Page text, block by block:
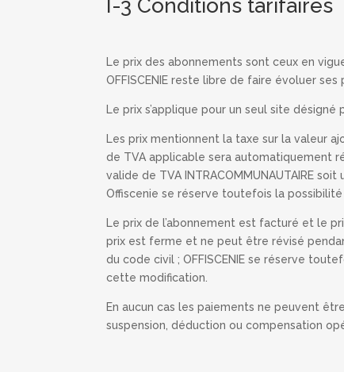
I-3 Conditions tarifaires
Le prix des abonnements sont ceux en
OFFISCENIE reste libre de faire évoluer ses
Le prix s’applique pour un seul site désigné
Les prix mentionnent la taxe sur la valeur
de TVA applicable sera automatiquement
valide de TVA INTRACOMMUNAUTAIRE
Offiscenie se réserve toutefois la possibilité
Le prix de l’abonnement est facturé et le
prix est ferme et ne peut être révisé
du code civil ; OFFISCENIE se réserve
cette modification.
En aucun cas les paiements ne peuvent
suspension, déduction ou compensation